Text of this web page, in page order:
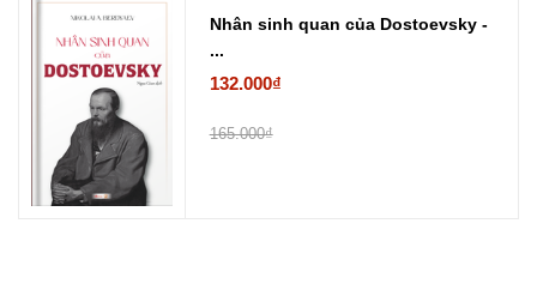
Nhân sinh quan của Dostoevsky -
...
132.000₫
165.000₫